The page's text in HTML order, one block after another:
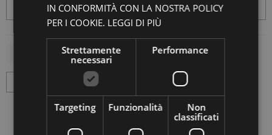
IN CONFORMITÀ CON LA NOSTRA POLICY
PER I COOKIE. LEGGI DI PIÙ
Strettamente
necessari
Performance
Targeting Funzionalità
Non
classificati